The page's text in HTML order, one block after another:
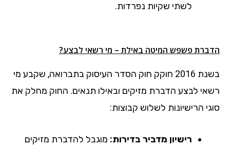
לשתי שקיות נפרדות.
הדברת פשפש המיטה באילת – מי רשאי לבצע?
בשנת 2016 חוקק חוק הסדר העיסוק בתברואה, שקבע מי
רשאי לבצע הדברת מזיקים ובאילו תנאים. החוק מחלק את
סוגי הרישיונות לשלוש קבוצות:
רישיון מדביר בדירות: מוגבל להדברת מזיקים